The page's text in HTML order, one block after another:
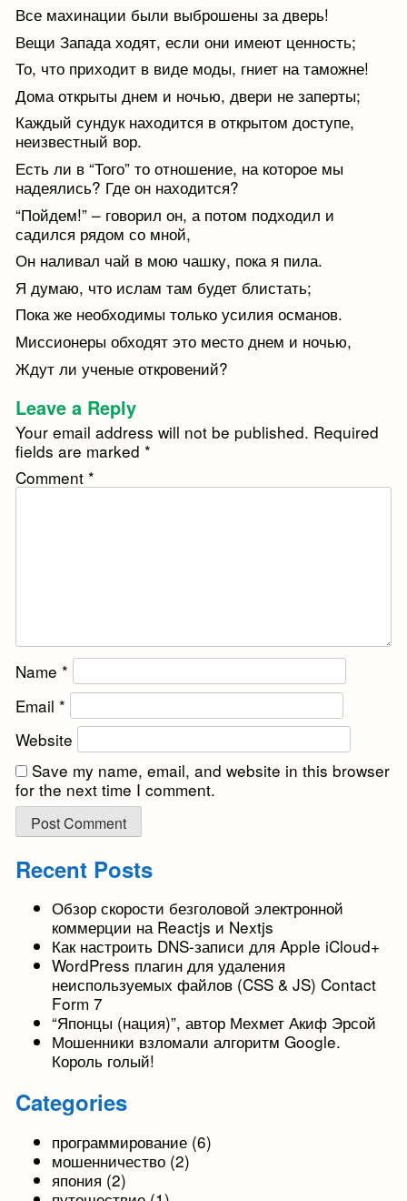
Все махинации были выброшены за дверь!
Вещи Запада ходят, если они имеют ценность;
То, что приходит в виде моды, гниет на таможне!
Дома открыты днем и ночью, двери не заперты;
Каждый сундук находится в открытом доступе,
неизвестный вор.
Есть ли в “Того” то отношение, на которое мы
надеялись? Где он находится?
“Пойдем!” – говорил он, а потом подходил и
садился рядом со мной,
Он наливал чай в мою чашку, пока я пила.
Я думаю, что ислам там будет блистать;
Пока же необходимы только усилия османов.
Миссионеры обходят это место днем и ночью,
Ждут ли ученые откровений?
Leave a Reply
Your email address will not be published. Required
fields are marked*
Comment*
Name*
Email*
Website
Save my name, email, and website in this browser
for the next time I comment.
Recent Posts
Обзор скорости безголовой электронной
коммерции на Reactjs и Nextjs
Как настроить DNS-записи для Apple iCloud+
WordPress плагин для удаления
неиспользуемых файлов (CSS & JS) Contact
Form 7
“Японцы (нация)”, автор Мехмет Акиф Эрсой
Мошенники взломали алгоритм Google.
Король голый!
Categories
программирование (6)
мошенничество (2)
япония (2)